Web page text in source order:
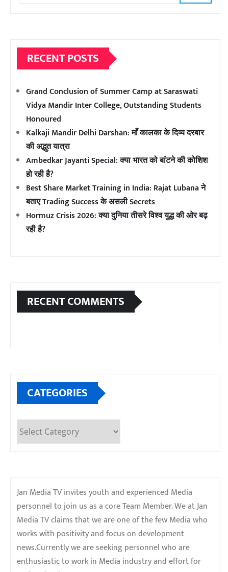
RECENT POSTS
Grand Conclusion of Summer Camp at Saraswati
Vidya Mandir Inter College, Outstanding Students
Honoured
Kalkaji Mandir Delhi Darshan: माँ कालका के दिव्य दरबार
की अद्भुत यात्रा
Ambedkar Jayanti Special: क्या भारत को बांटने की कोशिश
हो रही है?
Best Share Market Training in India: Rajat Lubana ने
बताए Trading Success के असली Secrets
Hormuz Crisis 2026: क्या दुनिया तीसरे विश्व युद्ध की ओर बढ़
रही है?
RECENT COMMENTS
CATEGORIES
Categories
Jan Media TV invites youth and experienced Media
personnel to join us as a core Team Member. We at Jan
Media TV claims that we are one of the few Media who
works with positivity and focus on development
news.Currently we are seeking personnel who are
enthusiastic to work in Media industry and effort for